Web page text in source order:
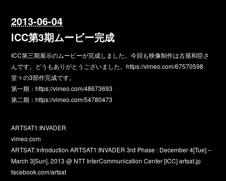
2013-06-04
ICC第3期ムービー完成
ICC第三期展示のムービーが完成しました。今回も映像制作は古屋和臣さ
んです。どうもありがとうございました。https://vimeo.com/67570598
堂々の3部作完成です。
第一期：https://vimeo.com/48673693
第二期：https://vimeo.com/54780473
ARTSAT1:INVADER
vimeo.com
ARTSAT: Introduction ARTSAT1:INVADER 3rd Phase : December 4[Tue] –
March 3[Sun], 2013 @ NTT InterCommunication Center [ICC] artsat.jp
facebook.com/artsat